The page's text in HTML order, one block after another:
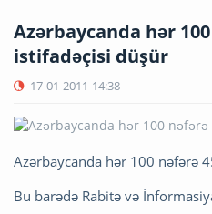
Azərbaycanda hər
istifadəçisi düşür
17-01-2011 14:38
Azərbaycanda hər 100 nəfərə
Bu barədə Rabitə və